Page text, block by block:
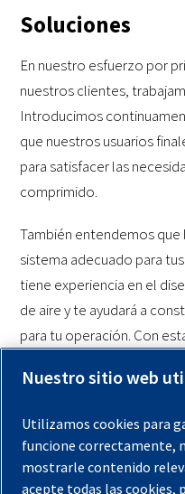
Soluciones
En nuestro esfuerzo por
nuestros clientes,
Introducimos
que nuestros usuarios
para satisfacer las
comprimido.
También entendemos
sistema adecuado para
tiene experiencia en el
de aire y te ayudará a
para tu operación. Con
energéticos.
En Quincy Compressor,
para ayudarte a encontrar
necesidades. Si buscas
Nuestro sitio web
Utilizamos cookies para
funcione correctamente,
mostrarle contenido
acepte todas las cookies,